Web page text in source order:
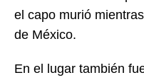
el capo murió
de México.
En el lugar también